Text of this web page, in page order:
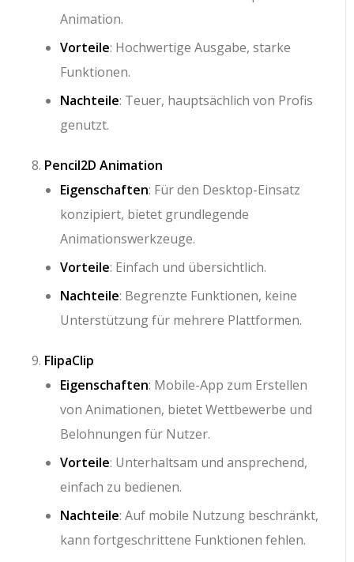
Animation.
Vorteile: Hochwertige Ausgabe, starke
Funktionen.
Nachteile: Teuer, hauptsächlich von Profis
genutzt.
Pencil2D Animation
Eigenschaften: Für den Desktop-Einsatz
konzipiert, bietet grundlegende
Animationswerkzeuge.
Vorteile: Einfach und übersichtlich.
Nachteile: Begrenzte Funktionen, keine
Unterstützung für mehrere Plattformen.
FlipaClip
Eigenschaften: Mobile-App zum Erstellen
von Animationen, bietet Wettbewerbe und
Belohnungen für Nutzer.
Vorteile: Unterhaltsam und ansprechend,
einfach zu bedienen.
Nachteile: Auf mobile Nutzung beschränkt,
kann fortgeschrittene Funktionen fehlen.